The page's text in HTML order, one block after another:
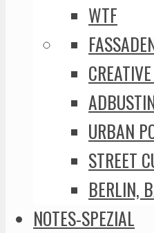
WTF
URBAN
STREET
BERLIN,
NOTES-SPEZIAL